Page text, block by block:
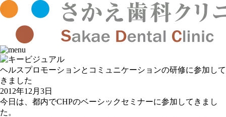
ヘルスプロモーションとコミュニケーションの研修に参加して
きました
2012年12月3日
今日は、都内でCHPのベーシックセミナーに参加してきまし
た。